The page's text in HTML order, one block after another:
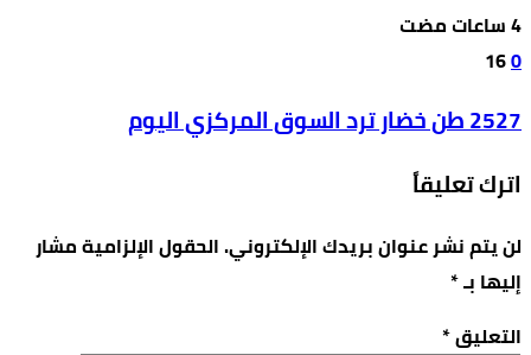
0
16
2527 طن خضار ترد السوق المركزي اليوم
اترك تعليقاً
لن يتم نشر عنوان بريدك الإلكتروني.الحقول الإلزامية مشار
إليها بـ*
التعليق*